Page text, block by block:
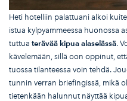
Heti hotelliin palattuani alkoi
istua kylpyammeessa huonossa
tuttua terävää kipua alasel ässä.
kävelemään, sillä oon oppinut,
tuossa tilanteessa voin tehdä.
tunnin verran briefingissä, mikä
tietenkään halunnut näyttää